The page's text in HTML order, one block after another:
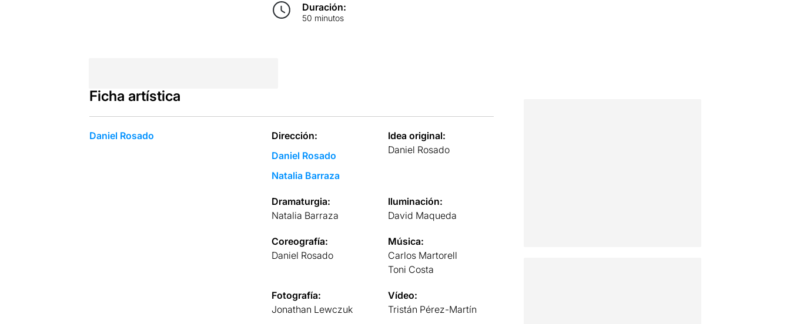
Duración:
50 minutos
Ficha artística
Daniel Rosado
Dirección:
Daniel Rosado
Natalia Barraza
Idea original:
Daniel Rosado
Dramaturgia:
Natalia Barraza
Iluminación:
David Maqueda
Coreografía:
Daniel Rosado
Música:
Carlos Martorell
Toni Costa
Fotografía:
Jonathan Lewczuk
Vídeo:
Tristán Pérez-Martín